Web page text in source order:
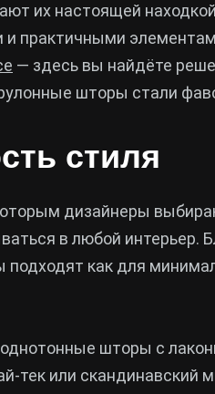
их настоящей
практичными
— здесь вы найдёте
шторы стали
стиля
дизайнеры
в любой интерьер.
подходят как для
шторы с
тек или скандинавский